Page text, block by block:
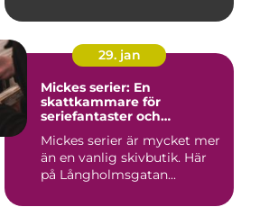
29. jan
Mickes serier: En
skattkammare för
seriefantaster och
Mickes serier är mycket mer
än en vanlig skivbutik. Här
på Långholmsgatan...